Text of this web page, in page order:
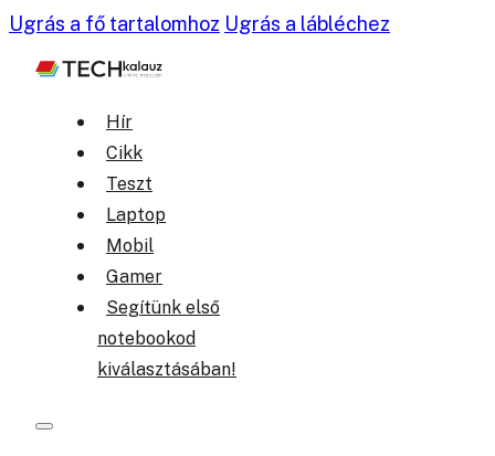
Ugrás a fő tartalomhoz Ugrás a lábléchez
Hír
Cikk
Teszt
Laptop
Mobil
Gamer
Segítünk első
notebookod
kiválasztásában!